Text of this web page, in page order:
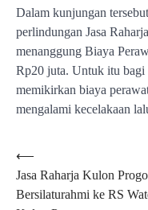
Dalam kunjungan
perlindungan Jasa
menanggung Biaya
Rp20 juta. Untuk itu
memikirkan biaya
mengalami kecelakaan
Navigasi
pos
⟵
Jasa Raharja Kulon Progo
Bersilaturahmi ke RS